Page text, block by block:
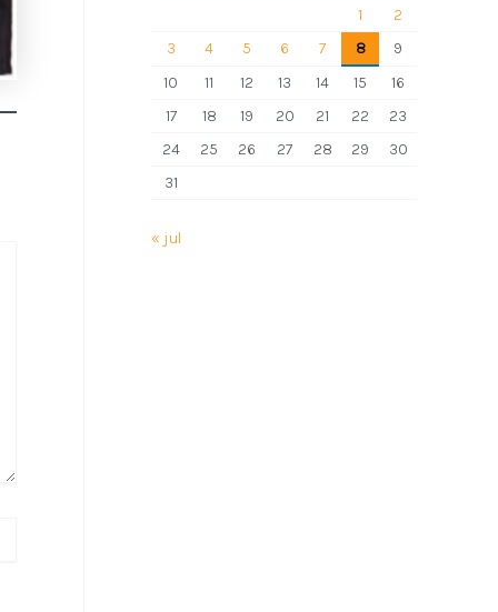
1
2
3
4 5 6 7 8
9
10
11 12 13 14 15
16
17
18 19 20 21 22
23
24
25 26 27 28 29
30
31
« jul